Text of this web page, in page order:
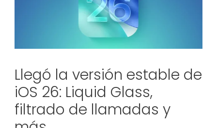
Llegó la versión estable de
iOS 26: Liquid Glass,
filtrado de llamadas y